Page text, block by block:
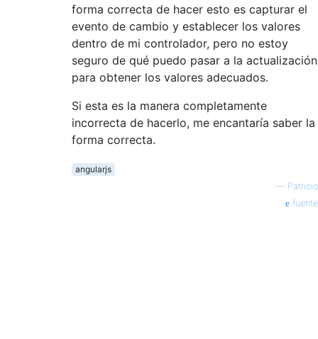
forma correcta de hacer esto es capturar el
evento de cambio y establecer los valores
dentro de mi controlador, pero no estoy
seguro de qué puedo pasar a la actualización
para obtener los valores adecuados.
Si esta es la manera completamente
incorrecta de hacerlo, me encantaría saber la
forma correcta.
angularjs
— Patricio
fuente